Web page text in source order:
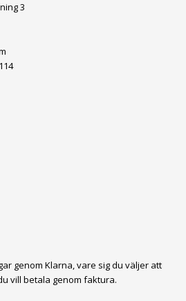
3
genom Klarna, vare sig du väljer att
vill betala genom faktura.